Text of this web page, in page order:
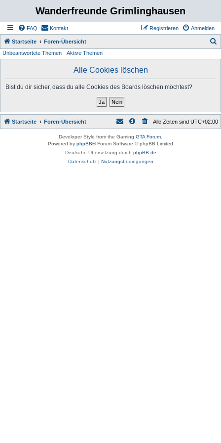
Wanderfreunde Grimlinghausen
FAQ Kontakt Anmelden
Registrieren
Startseite Foren-Übersicht
Unbeantwortete Themen Aktive Themen
Alle Cookies löschen
Bist du dir sicher, dass du alle Cookies des Boards löschen möchtest?
Startseite Foren-Übersicht Alle Zeiten sind UTC+02:00
Developer Style from the Gaming GTA Forum
Powered by phpBB® Forum Software © phpBB Limited
Deutsche Übersetzung durch phpBB.de
Datenschutz| Nutzungsbedingungen